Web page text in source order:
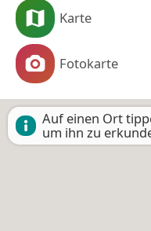
Karte
Fotokarte
Auf einen Ort
um ihn zu